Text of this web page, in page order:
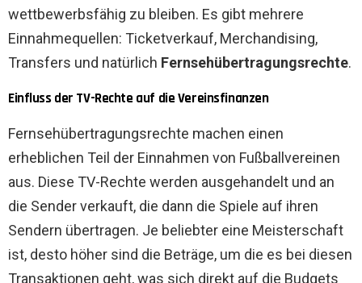
wettbewerbsfähig zu bleiben. Es gibt mehrere
Einnahmequellen: Ticketverkauf, Merchandising,
Transfers und natürlich Fernsehübertragungsrechte.
Einfluss der TV-Rechte auf die Vereinsfinanzen
Fernsehübertragungsrechte machen einen
erheblichen Teil der Einnahmen von Fußballvereinen
aus. Diese TV-Rechte werden ausgehandelt und an
die Sender verkauft, die dann die Spiele auf ihren
Sendern übertragen. Je beliebter eine Meisterschaft
ist, desto höher sind die Beträge, um die es bei diesen
Transaktionen geht, was sich direkt auf die Budgets